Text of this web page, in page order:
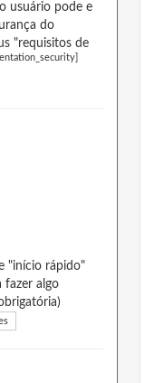
usuário pode e
do
"requisitos de
"início rápido"
fazer algo